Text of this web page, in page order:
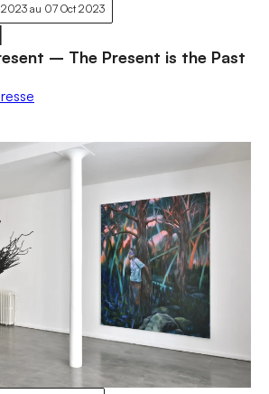
2023 au 07 Oct 2023
– The Present is the Past